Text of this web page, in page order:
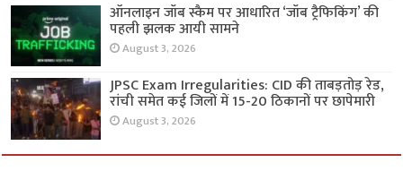
ऑनलाइन जॉब स्कैम पर आधारित ‘जॉब ट्रैफिकिंग’ की
पहली झलक आयी सामने
August 3, 2026
JPSC Exam Irregularities: CID की ताबड़तोड़ रेड,
रांची समेत कई जिलों में 15-20 ठिकानों पर छापेमारी
August 3, 2026